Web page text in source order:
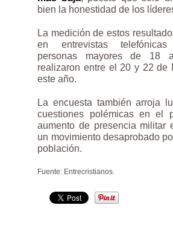
bien la honestidad de los
La medición de estos
en entrevistas
personas mayores de 18
realizaron entre el 20 y 22 de
este año.
La encuesta también arroja
cuestiones polémicas en el
aumento de presencia militar
un movimiento desaprobado
población.
Fuente: Entrecristianos.